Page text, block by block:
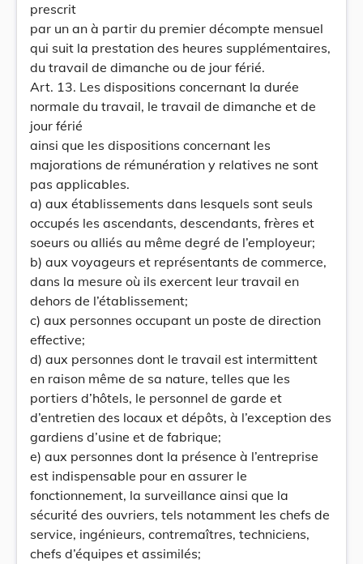
prescrit
par un an à partir du premier décompte mensuel
qui suit la prestation des heures supplémentaires,
du travail de dimanche ou de jour férié.
Art. 13. Les dispositions concernant la durée
normale du travail, le travail de dimanche et de
jour férié
ainsi que les dispositions concernant les
majorations de rémunération y relatives ne sont
pas applicables.
a) aux établissements dans lesquels sont seuls
occupés les ascendants, descendants, frères et
soeurs ou alliés au même degré de l’employeur;
b) aux voyageurs et représentants de commerce,
dans la mesure où ils exercent leur travail en
dehors de l’établissement;
c) aux personnes occupant un poste de direction
effective;
d) aux personnes dont le travail est intermittent
en raison même de sa nature, telles que les
portiers d’hôtels, le personnel de garde et
d’entretien des locaux et dépôts, à l’exception des
gardiens d’usine et de fabrique;
e) aux personnes dont la présence à l’entreprise
est indispensable pour en assurer le
fonctionnement, la surveillance ainsi que la
sécurité des ouvriers, tels notamment les chefs de
service, ingénieurs, contremaîtres, techniciens,
chefs d’équipes et assimilés;